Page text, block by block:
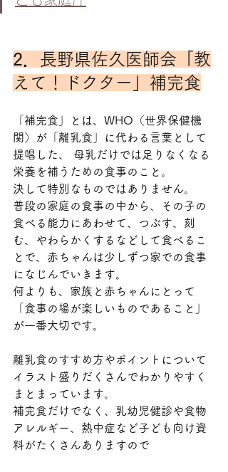
2． 長野県佐久医師会「教
えて！ドクター」補完食
「補完食」とは、WHO（世界保健機
関）が「離乳食」に代わる言葉として
提唱した、 母乳だけでは足りなくなる
栄養を補うための食事のこと。
決して特別なものではありません。
普段の家庭の食事の中から、その子の
食べる能力にあわせて、つぶす、刻
む、やわらかくするなどして食べるこ
とで、赤ちゃんは少しずつ家での食事
になじんでいきます。
何よりも、家族と赤ちゃんにとって
「食事の場が楽しいものであること」
が一番大切です。
離乳食のすすめ方やポイントについて
イラスト盛りだくさんでわかりやすく
まとまっています。
補完食だけでなく、乳幼児健診や食物
アレルギー、熱中症など子ども向け資
料がたくさんありますので